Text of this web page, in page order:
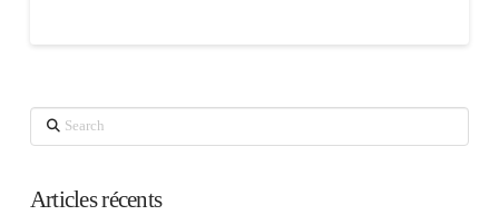
Search
Articles récents